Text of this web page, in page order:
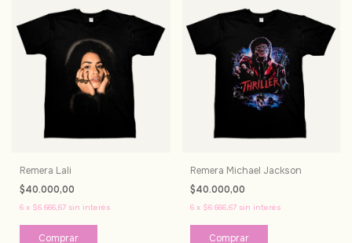
Remera Lali
$40.000,00
6 x $6.666,67 sin interés
Comprar
Remera Michael Jackson
$40.000,00
6 x $6.666,67 sin interés
Comprar